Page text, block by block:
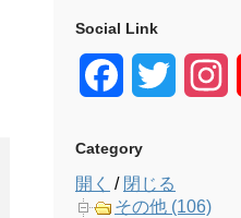
Social Link
e t
Category
開く / 閉じる
その他 (106)